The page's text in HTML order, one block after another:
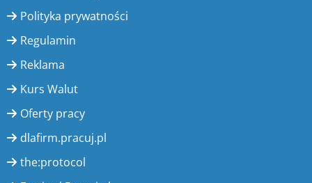
Polityka prywatności
Regulamin
Reklama
Kurs Walut
Oferty pracy
dlafirm.pracuj.pl
the:protocol